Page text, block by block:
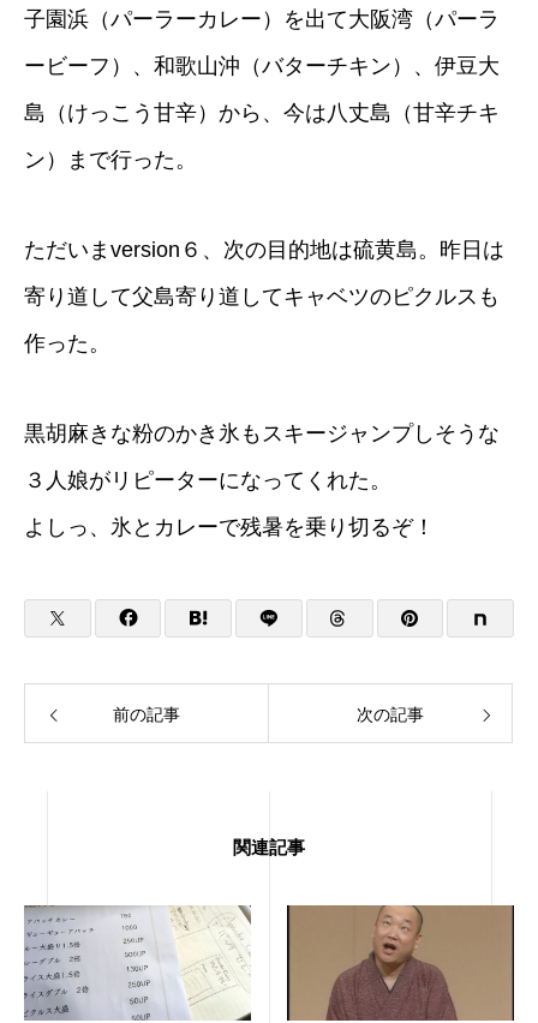
子園浜（パーラーカレー）を出て大阪湾（パーラ
ービーフ）、和歌山沖（バターチキン）、伊豆大
島（けっこう甘辛）から、今は八丈島（甘辛チキ
ン）まで行った。
ただいまversion６、次の目的地は硫黄島。昨日は
寄り道して父島寄り道してキャベツのピクルスも
作った。
黒胡麻きな粉のかき氷もスキージャンプしそうな
３人娘がリピーターになってくれた。
よしっ、氷とカレーで残暑を乗り切るぞ！
前の記事 次の記事
関連記事